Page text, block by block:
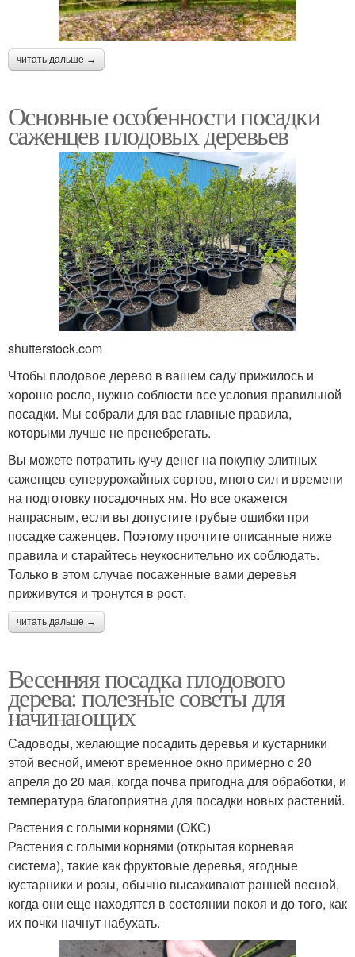
читать дальше →
Основные особенности посадки
саженцев плодовых деревьев
shutterstock.com
Чтобы плодовое дерево в вашем саду прижилось и
хорошо росло, нужно соблюсти все условия правильной
посадки. Мы собрали для вас главные правила,
которыми лучше не пренебрегать.
Вы можете потратить кучу денег на покупку элитных
саженцев суперурожайных сортов, много сил и времени
на подготовку посадочных ям. Но все окажется
напрасным, если вы допустите грубые ошибки при
посадке саженцев. Поэтому прочтите описанные ниже
правила и старайтесь неукоснительно их соблюдать.
Только в этом случае посаженные вами деревья
приживутся и тронутся в рост.
читать дальше →
Весенняя посадка плодового
дерева: полезные советы для
начинающих
Садоводы, желающие посадить деревья и кустарники
этой весной, имеют временное окно примерно с 20
апреля до 20 мая, когда почва пригодна для обработки, и
температура благоприятна для посадки новых растений.
Растения с голыми корнями (ОКС)
Растения с голыми корнями (открытая корневая
система), такие как фруктовые деревья, ягодные
кустарники и розы, обычно высаживают ранней весной,
когда они еще находятся в состоянии покоя и до того, как
их почки начнут набухать.